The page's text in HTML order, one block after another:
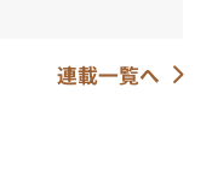
連載一覧へ